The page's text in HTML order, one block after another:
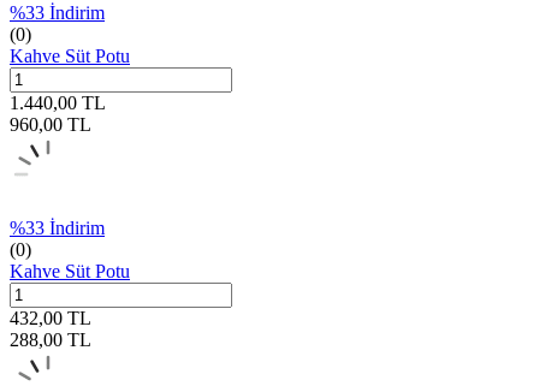
%33 İndirim
(0)
Kahve Süt Potu
1.440,00 TL
960,00 TL
%33 İndirim
(0)
Kahve Süt Potu
432,00 TL
288,00 TL